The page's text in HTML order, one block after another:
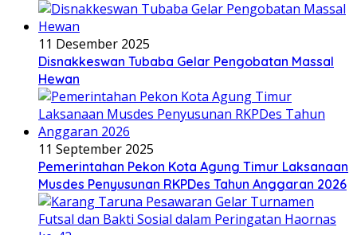
11 Desember 2025
Disnakkeswan Tubaba Gelar Pengobatan Massal
Hewan
11 September 2025
Pemerintahan Pekon Kota Agung Timur Laksanaan
Musdes Penyusunan RKPDes Tahun Anggaran 2026